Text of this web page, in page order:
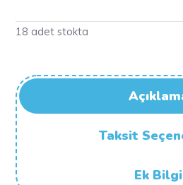
18 adet stokta
Taksit
Ek Bilgi